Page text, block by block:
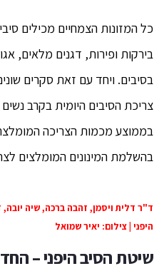
כל המזונות הצמחיים מכילים
בירקות ופירות, דגנים מלאים,
בסיבים. ויחד עם זאת סקרים
בממוצע מכמות הצריכה
בהשלמת המינונים המומלצים
ד"ר דלית ויסמן, זהבה ברכה, שיה
היפני | צילום: יאיר שמואל
שיטת הסיב היפני –